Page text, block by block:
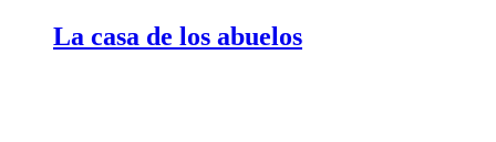
La casa de los abuelos